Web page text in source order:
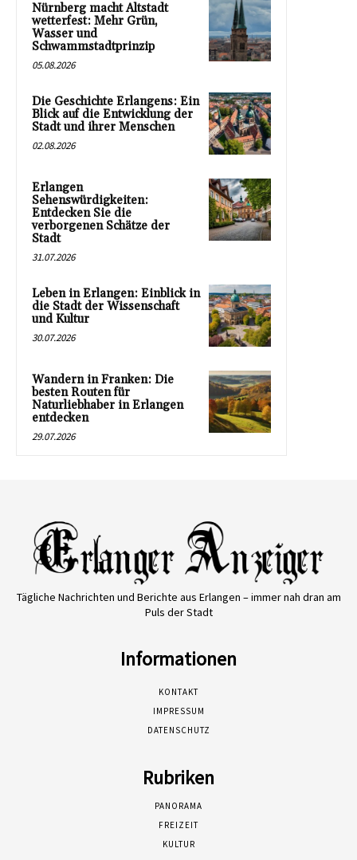
Nürnberg macht Altstadt
wetterfest: Mehr Grün,
Wasser und
Schwammstadtprinzip
05.08.2026
Die Geschichte Erlangens: Ein
Blick auf die Entwicklung der
Stadt und ihrer Menschen
02.08.2026
Erlangen
Sehenswürdigkeiten:
Entdecken Sie die
verborgenen Schätze der
Stadt
31.07.2026
Leben in Erlangen: Einblick in
die Stadt der Wissenschaft
und Kultur
30.07.2026
Wandern in Franken: Die
besten Routen für
Naturliebhaber in Erlangen
entdecken
29.07.2026
Tägliche Nachrichten und Berichte aus Erlangen – immer nah dran am
Puls der Stadt
Informationen
KONTAKT
IMPRESSUM
DATENSCHUTZ
Rubriken
PANORAMA
FREIZEIT
KULTUR